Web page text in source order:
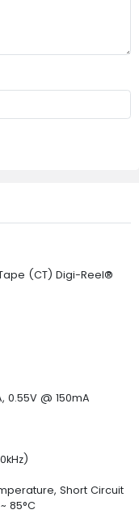
(CT) Digi-Reel®
0.55V @ 150mA
Short Circuit
85°C